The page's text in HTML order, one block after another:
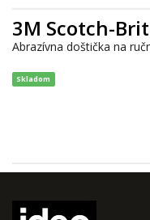
3M Scotch-
Abrazívna doštička na
Skladom